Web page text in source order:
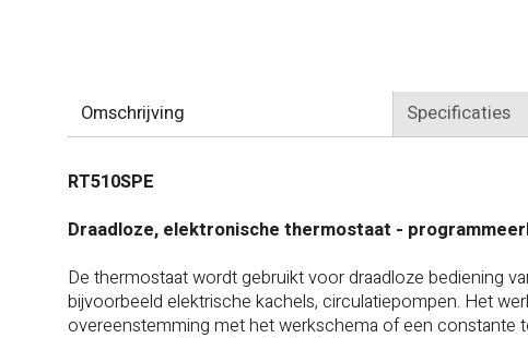
Omschrijving Specificaties
RT510SPE
Draadloze, elektronische thermostaat -
De thermostaat wordt gebruikt voor draadloze bediening
bijvoorbeeld elektrische kachels, circulatiepompen. Het
overeenstemming met het werkschema of een constante